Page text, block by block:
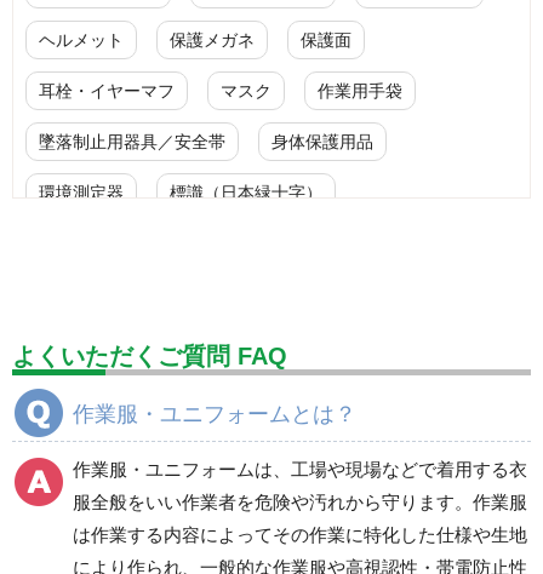
ヘルメット 保護メガネ 保護面
耳栓・イヤーマフ マスク 作業用手袋
墜落制止用器具／安全帯 身体保護用品
環境測定器 標識（日本緑十字）
設備用品・作業補助用品 工事作業用品
分煙対策機器
電気保守用品 ワイパー クリーンルーム対策用品
防災グッズ（防災セット） 救急医療品
健康管理器具 季節商品 ウイルス対策用品
よくいただくご質問 FAQ
作業服・ユニフォームとは？
作業服・ユニフォームは、工場や現場などで着用する衣
服全般をいい作業者を危険や汚れから守ります。作業服
は作業する内容によってその作業に特化した仕様や生地
により作られ、一般的な作業服や高視認性・帯電防止性